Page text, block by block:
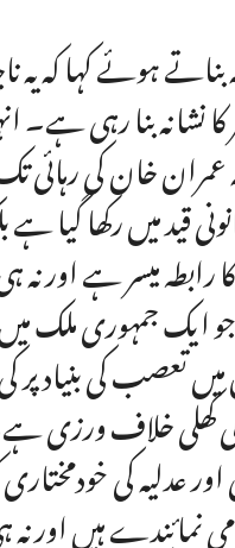
ہوئے کہا کہ یہ
نشانہ بنا رہی
خان کی رہائی
میں رکھا گیا ہے
میسر ہے اور
جمہوری ملک میں
کی بنیاد پر
کھلی خلاف ورزی
کی
نمائندے ہیں